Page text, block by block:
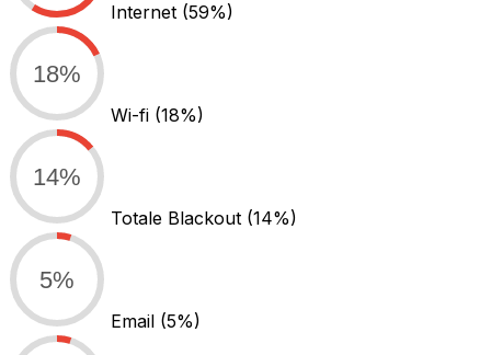
Internet (59%)
18%
Wi-fi (18%)
14%
Totale Blackout (14%)
5%
Email (5%)